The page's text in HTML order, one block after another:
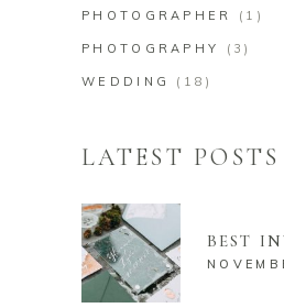
PHOTOGRAPHER (1)
PHOTOGRAPHY (3)
WEDDING (18)
LATEST POSTS
BEST